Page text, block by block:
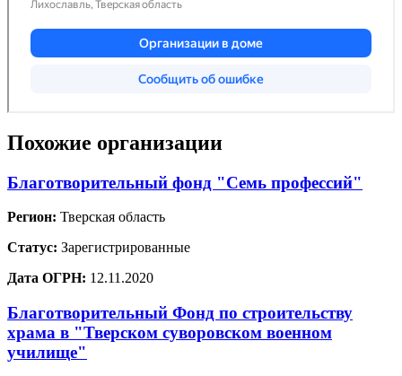
Похожие организации
Благотворительный фонд "Семь профессий"
Регион: Тверская область
Статус: Зарегистрированные
Дата ОГРН: 12.11.2020
Благотворительный Фонд по строительству
храма в "Тверском суворовском военном
училище"